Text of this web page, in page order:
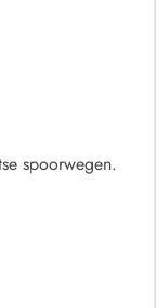
spoorwegen.